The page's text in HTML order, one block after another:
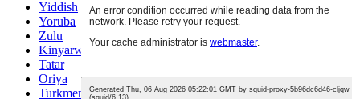
Yiddish
Yoruba
Zulu
Kinyarwanda
Tatar
Oriya
Turkmen